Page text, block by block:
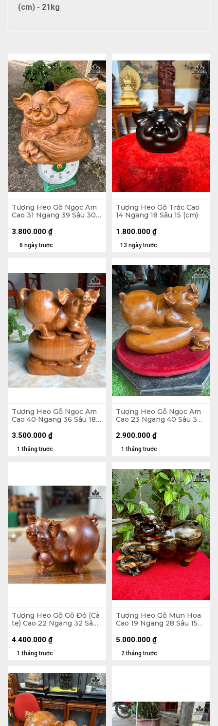
(cm) - 21kg
Tượng Heo Gỗ Ngọc Am
Cao 31 Ngang 39 Sâu 30
6 ngày trước
3.800.000 ₫
Tượng Heo Gỗ Trắc Cao
14 Ngang 18 Sâu 15 (cm)
13 ngày trước
1.800.000 ₫
Tượng Heo Gỗ Ngọc Am
Cao 40 Ngang 36 Sâu 18
1 tháng trước
3.500.000 ₫
Tượng Heo Gỗ Ngọc Am
Cao 23 Ngang 40 Sâu 30
1 tháng trước
2.900.000 ₫
Tượng Heo Gỗ Gõ Đỏ (Cà
te) Cao 22 Ngang 32 Sâu
1 tháng trước
4.400.000 ₫
Tượng Heo Gỗ Mun Hoa
Cao 19 Ngang 28 Sâu 15
2 tháng trước
5.000.000 ₫